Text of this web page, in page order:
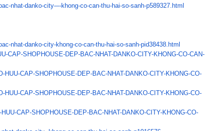
nhat-danko-city-–-khong-co-can-thu-hai-so-sanh-p589327.html
nhat-danko-city-khong-co-can-thu-hai-so-sanh-pid38438.html
CAP-SHOPHOUSE-DEP-BAC-NHAT-DANKO-CITY-KHONG-CO-CAN-
HUU-CAP-SHOPHOUSE-DEP-BAC-NHAT-DANKO-CITY-KHONG-CO-
HUU-CAP-SHOPHOUSE-DEP-BAC-NHAT-DANKO-CITY-KHONG-CO-
HUU-CAP-SHOPHOUSE-DEP-BAC-NHAT-DANKO-CITY-KHONG-CO-